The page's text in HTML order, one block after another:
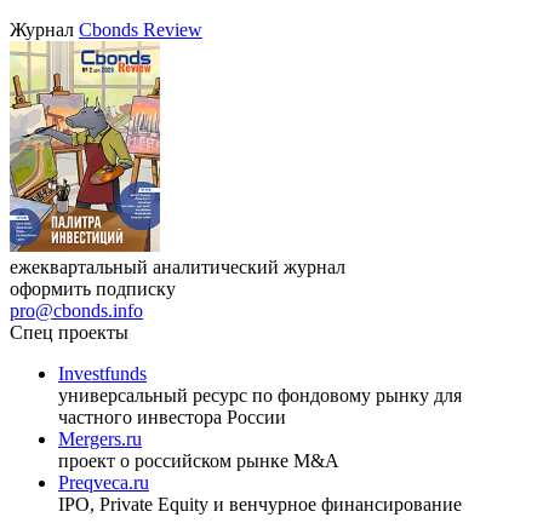
Журнал Cbonds Review
ежеквартальный аналитический журнал
оформить подписку
pro@cbonds.info
Спец проекты
Investfunds
универсальный ресурс по фондовому рынку для
частного инвестора России
Mergers.ru
проект о российском рынке M&A
Preqveca.ru
IPO, Private Equity и венчурное финансирование